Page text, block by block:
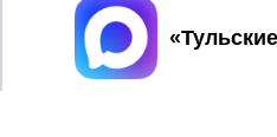
Принять